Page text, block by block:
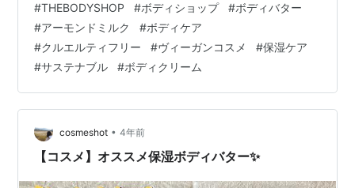
BODY SHOP ボディバター アーモンドミルクについて 使
ってみた感想 THE BODY SHOP について THE BODY
SHOPは、イギリス生まれで45年以上続いている 自然派
化粧品・コ…
#THEBODYSHOP #ボディショップ #ボディバター
#アーモンドミルク #ボディケア
#クルエルティフリー #ヴィーガンコスメ #保湿ケア
#サステナブル #ボディクリーム
cosmeshot • 4年前
【コスメ】オススメ保湿ボディバター✨